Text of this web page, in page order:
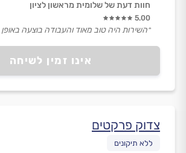
אינו זמין לשיחה
חוות דעת של שלומית מראשון לציון
5.00
״השירות היה טוב מאוד והעבודה בוצעה באופן
צדוק פרקטים